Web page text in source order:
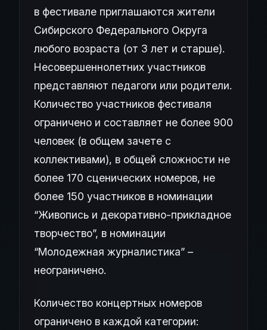
в фестивале приглашаются жители
Сибирского Федерального Округа
любого возраста (от 3 лет и старше).
Несовершеннолетних участников
представляют педагоги или родители.
Количество участников фестиваля
ограничено и составляет не более 900
человек (в общем зачете с
коллективами), в общей сложности не
более 170 сценических номеров, не
более 150 участников в номинации
“Живопись и декоративно-прикладное
творчество”, в номинации
“Молодежная журналистика” –
неограничено.
Количество концертных номеров
ограничено в каждой категории: